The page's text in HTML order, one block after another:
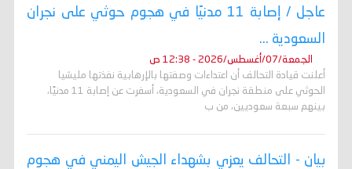
عاجل / إصابة 11 مدنيًا في هجوم حوثي على نجران
السعودية ...
الجمعة/07/أغسطس/2026 - 12:38 ص
أعلنت قيادة التحالف أن اعتداءات وصفتها بالإرهابية نفذتها مليشيا
الحوثي على منطقة نجران في السعودية، أسفرت عن إصابة 11 مدنيًا،
بينهم سبعة سعوديين، من ب
بيان - التحالف يعزي بشهداء الجيش اليمني في هجوم